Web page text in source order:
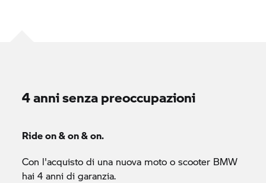
4 anni senza preoccupazioni
Ride on & on & on.
Con l'acquisto di una nuova moto o scooter BMW
hai 4 anni di garanzia.